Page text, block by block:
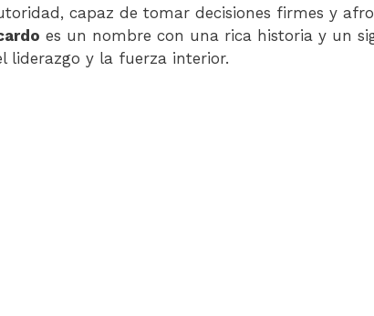
capaz de tomar decisiones firmes y
es un nombre con una rica historia y un
liderazgo y la fuerza interior.